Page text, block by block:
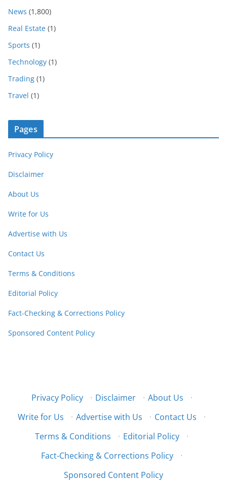
News (1,800)
Real Estate (1)
Sports (1)
Technology (1)
Trading (1)
Travel (1)
Pages
Privacy Policy
Disclaimer
About Us
Write for Us
Advertise with Us
Contact Us
Terms & Conditions
Editorial Policy
Fact-Checking & Corrections Policy
Sponsored Content Policy
Privacy Policy · Disclaimer · About Us
·
Write for Us
· Advertise with Us · Contact Us
·
Terms & Conditions
· Editorial Policy
·
Fact-Checking & Corrections Policy
·
Sponsored Content Policy